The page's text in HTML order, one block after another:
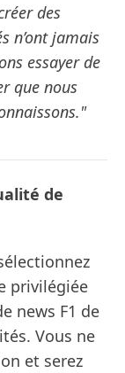
des
n’ont jamais
essayer de
que nous
de
privilégiée
news F1 de
Vous ne
et serez